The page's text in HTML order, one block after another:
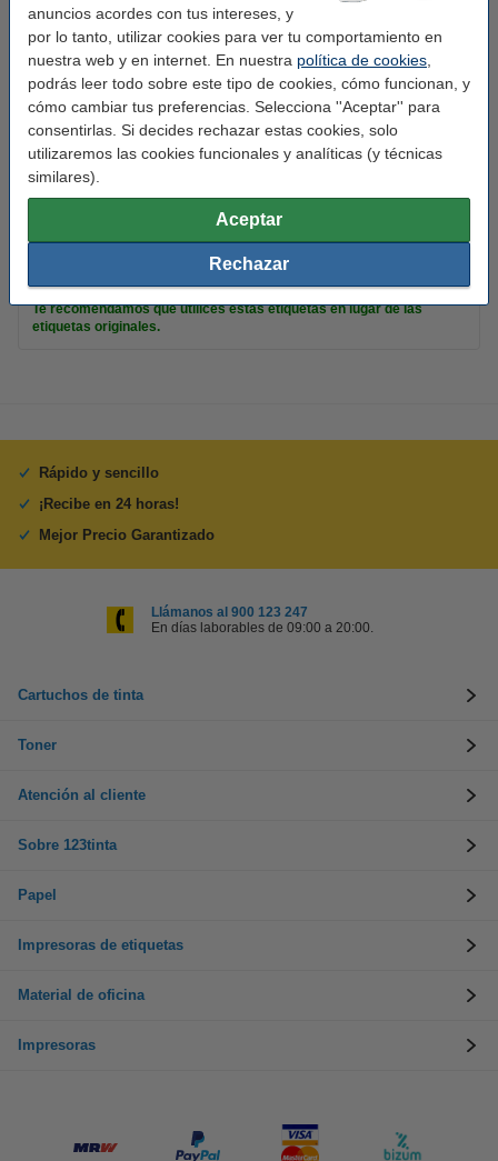
anuncios acordes con tus intereses, y
por lo tanto, utilizar cookies para ver tu comportamiento en
nuestra web y en internet. En nuestra política de cookies
podrás leer todo sobre este tipo de cookies, cómo funcionan, y
cómo cambiar tus preferencias. Selecciona ''Aceptar'' para
consentirlas. Si decides rechazar estas cookies, solo
utilizaremos las cookies funcionales y analíticas (y técnicas
similares).
Aceptar
Rechazar
Adherencia: Adhesivo
Medidas: 36 x 89 mm (AnxL)
Acabado: mate
Material: papel
S0722400
Consejo
Te recomendamos que utilices estas etiquetas en lugar de las
etiquetas originales.
Rápido y sencillo
¡Recibe en 24 horas!
Mejor Precio Garantizado
Llámanos al 900 123 247
En días laborables de 09:00 a 20:00.
Cartuchos de tinta
Toner
Atención al cliente
Sobre 123tinta
Papel
Impresoras de etiquetas
Material de oficina
Impresoras